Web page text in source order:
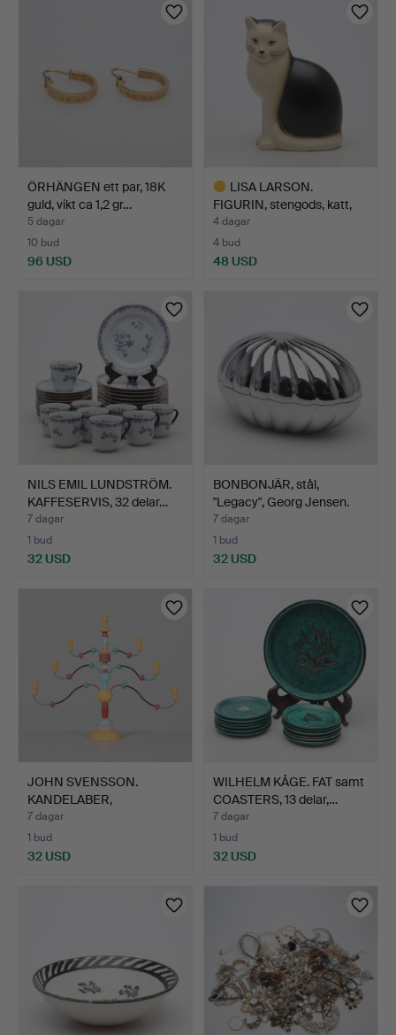
ÖRHÄNGEN ett par, 18K
guld, vikt ca 1,2 gr…
5 dagar
10 bud
96 USD
LISA LARSON.
FIGURIN, stengods, katt,
"Mån…
4 dagar
4 bud
48 USD
NILS EMIL LUNDSTRÖM.
KAFFESERVIS, 32 delar…
7 dagar
1 bud
32 USD
BONBONJÄR, stål,
"Legacy", Georg Jensen.
7 dagar
1 bud
32 USD
JOHN SVENSSON.
KANDELABER,
"Essungastaken"…
7 dagar
1 bud
32 USD
WILHELM KÅGE. FAT samt
COASTERS, 13 delar,…
7 dagar
1 bud
32 USD